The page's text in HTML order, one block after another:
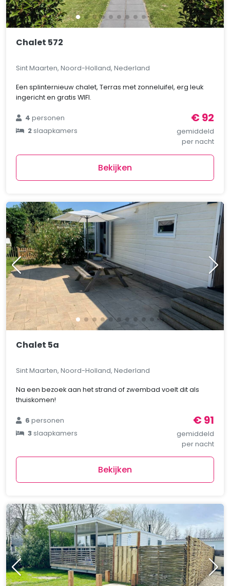
Chalet 572
Sint Maarten, Noord-Holland, Nederland
Een splinternieuw chalet, Terras met zonneluifel, erg leuk
ingericht en gratis WIFI.
4personen
2slaapkamers
€ 92
gemiddeld
per nacht
Bekijken
Chalet 5a
Sint Maarten, Noord-Holland, Nederland
Na een bezoek aan het strand of zwembad voelt dit als
thuiskomen!
6personen
3slaapkamers
€ 91
gemiddeld
per nacht
Bekijken